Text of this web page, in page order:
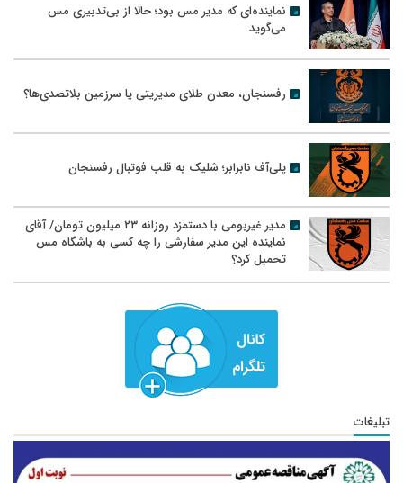
نماینده‌ای که مدیر مس بود؛ حالا از بی‌تدبیری مس
می‌گوید
رفسنجان، معدن طلای مدیریتی یا سرزمین بلاتصدی‌ها؟
پلی‌آف نابرابر؛ شلیک به قلب فوتبال رفسنجان
مدیر غیربومی با دستمزد روزانه ۲۳ میلیون تومان/ آقای
نماینده این مدیر سفارشی را چه کسی به باشگاه مس
تحمیل کرد؟
تبلیغات